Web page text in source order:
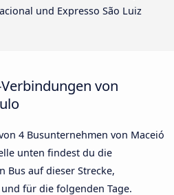
und Expresso São Luiz
von
4 Busunternehmen von Maceió
unten findest du die
Bus auf dieser Strecke,
und für die folgenden Tage.